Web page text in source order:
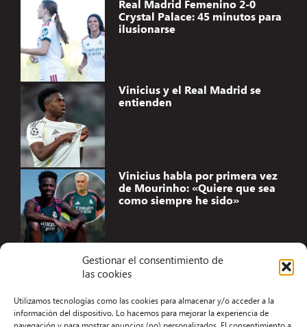
Gestionar el consentimiento de
las cookies
Utilizamos tecnologías como las cookies para almacenar y/o acceder a la
información del dispositivo. Lo hacemos para mejorar la experiencia de
Real Madrid Femenino 2-0
Crystal Palace: 45 minutos para
ilusionarse
Vinicius y el Real Madrid se
entienden
Vinicius habla por primera vez
de Mourinho: «Quiere que sea
como siempre he sido»
Aviso Legal